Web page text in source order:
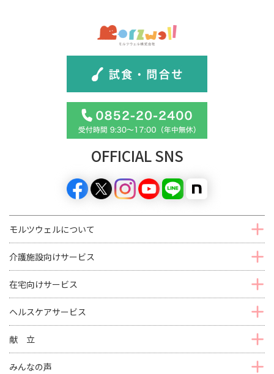
OFFICIAL SNS
モルツウェルについて
介護施設向けサービス
在宅向けサービス
ヘルスケアサービス
献 立
みんなの声